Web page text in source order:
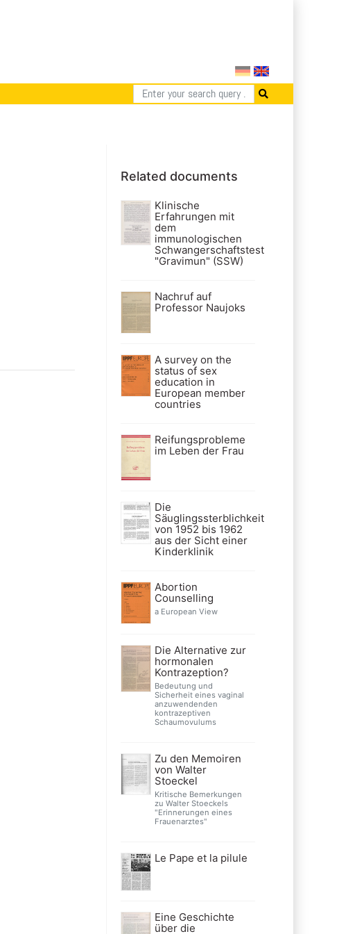
Related documents
Klinische
Erfahrungen mit
dem
immunologischen
Schwangerschaftstest
"Gravimun" (SSW)
Nachruf auf
Professor Naujoks
A survey on the
status of sex
education in
European member
countries
Reifungsprobleme
im Leben der Frau
Die
Säuglingssterblichkeit
von 1952 bis 1962
aus der Sicht einer
Kinderklinik
Abortion
Counselling
a European View
Die Alternative zur
hormonalen
Kontrazeption?
Bedeutung und
Sicherheit eines vaginal
anzuwendenden
kontrazeptiven
Schaumovulums
Zu den Memoiren
von Walter
Stoeckel
Kritische Bemerkungen
zu Walter Stoeckels
"Erinnerungen eines
Frauenarztes"
Le Pape et la pilule
Eine Geschichte
über die